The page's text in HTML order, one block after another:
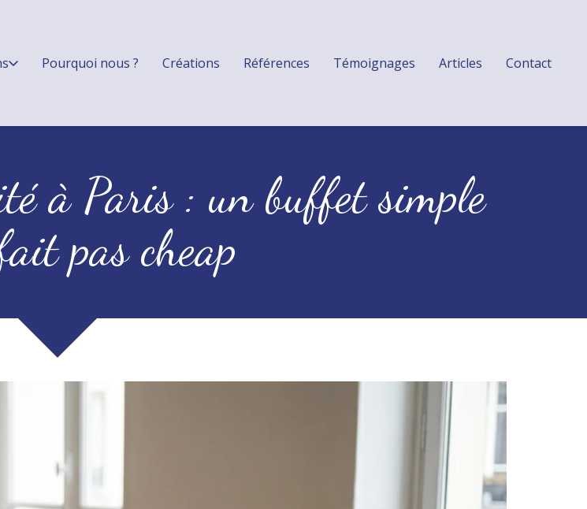
Pourquoi nous ? Créations Références Témoignages Articles Contact
à Paris : un buffet simple
pas cheap